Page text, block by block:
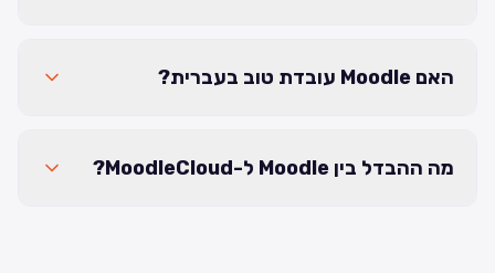
האם Moodle עובדת טוב בעברית?
מה ההבדל בין Moodle ל-MoodleCloud?